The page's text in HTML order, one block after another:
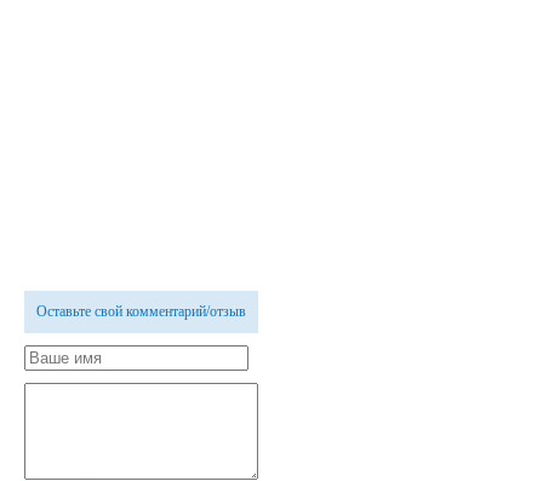
Оставьте свой комментарий/отзыв